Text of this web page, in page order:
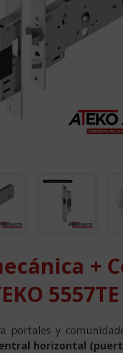
+
5557TE
portales y
horizontal